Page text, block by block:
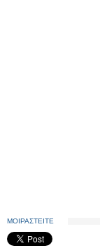
ΜΟΙΡΑΣΤΕΙΤΕ